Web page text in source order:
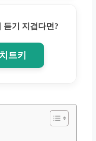
듣기 지겹다면?
트키